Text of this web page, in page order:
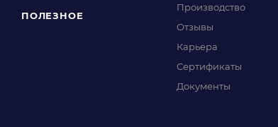
ПОЛЕЗНОЕ
Производство
Отзывы
Карьера
Сертификаты
Документы